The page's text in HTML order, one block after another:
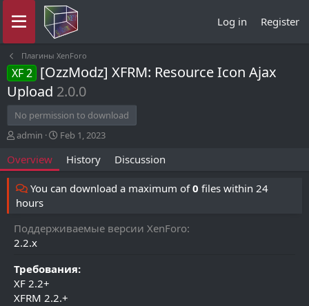
Log in Register
Плагины XenForo
XF 2 [OzzModz] XFRM: Resource Icon Ajax
Upload 2.0.0
No permission to download
A
t
h
o
r
admin
C
t
d
e
Feb 1, 2023
Overview History Discussion
You can download a maximum of0 files within 24
hours
Поддерживаемые версии XenForo
2.2.x
Требования:
XF 2.2+
XFRM 2.2.+